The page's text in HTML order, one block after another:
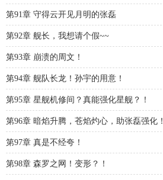
第91章 守得云开见月明的张磊
第92章 舰长，我想请个假~~
第93章 崩溃的周文！
第94章 舰队长龙！孙宇的用意！
第95章 星舰机修间？真能强化星舰？！
第96章 暗焰升腾，苍焰灼心，助张磊强化！
第97章 真是不经夸！
第98章 森罗之网！变形？！